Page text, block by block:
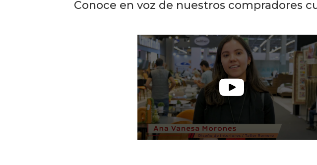
Conoce en voz de nuestros compradores